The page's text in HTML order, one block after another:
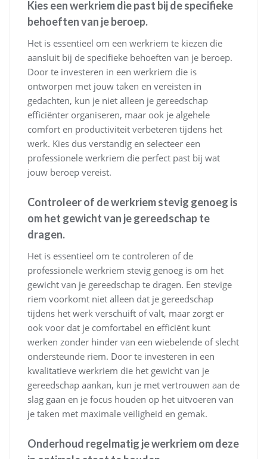
Kies een werkriem die past bij de specifieke
behoeften van je beroep.
Het is essentieel om een werkriem te kiezen die
aansluit bij de specifieke behoeften van je beroep.
Door te investeren in een werkriem die is
ontworpen met jouw taken en vereisten in
gedachten, kun je niet alleen je gereedschap
efficiënter organiseren, maar ook je algehele
comfort en productiviteit verbeteren tijdens het
werk. Kies dus verstandig en selecteer een
professionele werkriem die perfect past bij wat
jouw beroep vereist.
Controleer of de werkriem stevig genoeg is
om het gewicht van je gereedschap te
dragen.
Het is essentieel om te controleren of de
professionele werkriem stevig genoeg is om het
gewicht van je gereedschap te dragen. Een stevige
riem voorkomt niet alleen dat je gereedschap
tijdens het werk verschuift of valt, maar zorgt er
ook voor dat je comfortabel en efficiënt kunt
werken zonder hinder van een wiebelende of slecht
ondersteunde riem. Door te investeren in een
kwalitatieve werkriem die het gewicht van je
gereedschap aankan, kun je met vertrouwen aan de
slag gaan en je focus houden op het uitvoeren van
je taken met maximale veiligheid en gemak.
Onderhoud regelmatig je werkriem om deze